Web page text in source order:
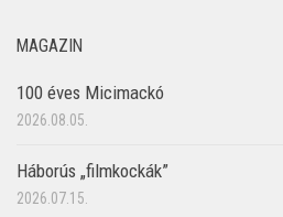
MAGAZIN
100 éves Micimackó
2026.08.05.
Háborús „filmkockák”
2026.07.15.